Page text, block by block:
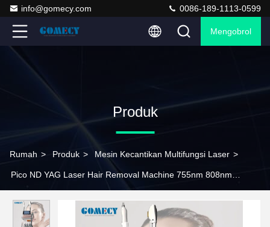
info@gomecy.com 0086-189-1113-0599
Mengobrol
Produk
Rumah > Produk > Mesin Kecantikan Multifungsi Laser >
Pico ND YAG Laser Hair Removal Machine 755nm 808nm